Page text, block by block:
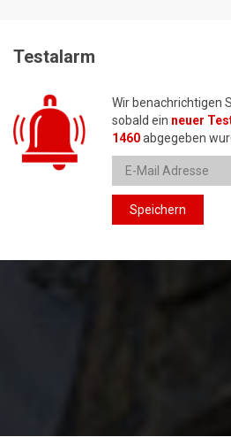
Testalarm
Wir benachrichtigen
sobald ein neuer
1460abgegeben
Speichern